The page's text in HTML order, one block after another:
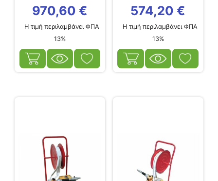
970,60 €
Η τιμή περιλαμβάνει ΦΠΑ
13%
574,20 €
Η τιμή περιλαμβάνει ΦΠΑ
13%